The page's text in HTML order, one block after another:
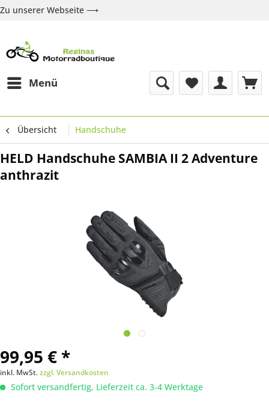
Zu unserer Webseite ⟶
Menü
Übersicht Handschuhe
HELD Handschuhe SAMBIA II 2 Adventure
anthrazit
99,95 € *
inkl. MwSt.zzgl. Versandkosten
Sofort versandfertig, Lieferzeit ca. 3-4 Werktage